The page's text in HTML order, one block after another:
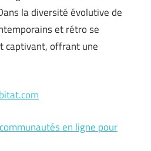
la diversité évolutive de
et rétro se
captivant, offrant une
en ligne pour